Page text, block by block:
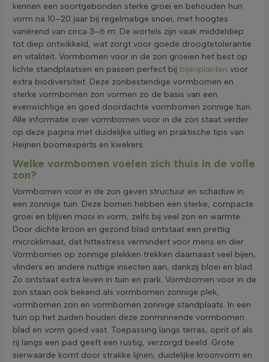
kennen een soortgebonden sterke groei en behouden hun
vorm na 10–20 jaar bij regelmatige snoei, met hoogtes
variërend van circa 3–6 m. De wortels zijn vaak middeldiep
tot diep ontwikkeld, wat zorgt voor goede droogtetolerantie
en vitaliteit. Vormbomen voor in de zon groeien het best op
lichte standplaatsen en passen perfect bij bijenplanten voor
extra biodiversiteit. Deze zonbestendige vormbomen en
sterke vormbomen zon vormen zo de basis van een
evenwichtige en goed doordachte vormbomen zonnige tuin.
Alle informatie over vormbomen voor in de zon staat verder
op deze pagina met duidelijke uitleg en praktische tips van
Heijnen boomexperts en kwekers.
Welke vormbomen voelen zich thuis in de volle
zon?
Vormbomen voor in de zon geven structuur en schaduw in
een zonnige tuin. Deze bomen hebben een sterke, compacte
groei en blijven mooi in vorm, zelfs bij veel zon en warmte.
Door dichte kroon en gezond blad ontstaat een prettig
microklimaat, dat hittestress vermindert voor mens en dier.
Vormbomen op zonnige plekken trekken daarnaast veel bijen,
vlinders en andere nuttige insecten aan, dankzij bloei en blad.
Zo ontstaat extra leven in tuin en park. Vormbomen voor in de
zon staan ook bekend als vormbomen zonnige plek,
vormbomen zon en vormbomen zonnige standplaats. In een
tuin op het zuiden houden deze zonminnende vormbomen
blad en vorm goed vast. Toepassing langs terras, oprit of als
rij langs een pad geeft een rustig, verzorgd beeld. Grote
sierwaarde komt door strakke lijnen, duidelijke kroonvorm en